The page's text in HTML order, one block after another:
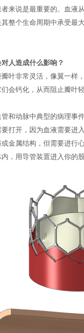
来说是最重要的。血
整个生命周期中承受
人造成什么影响？
叶非常灵活，像翼一
会钙化，从而阻止瓣叶
和动脉中典型的病理
打开，因为血液需要
金属结构，但需要进行
，用导管装置进入你的